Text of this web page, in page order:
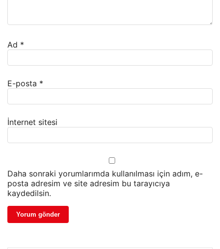
Ad *
E-posta *
İnternet sitesi
Daha sonraki yorumlarımda kullanılması için adım, e-
posta adresim ve site adresim bu tarayıcıya
kaydedilsin.